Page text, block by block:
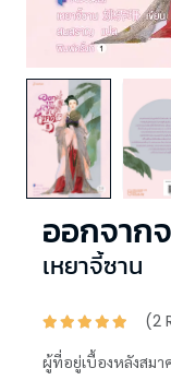
ออกจาก
เหยาจี้ซาน
(2
ผู้ที่อยู่เบื้องหลังสมา